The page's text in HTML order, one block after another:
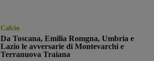
Calcio
Da Toscana, Emilia Romgna, Umbria e
Lazio le avversarie di Montevarchi e
Terranuova Traiana